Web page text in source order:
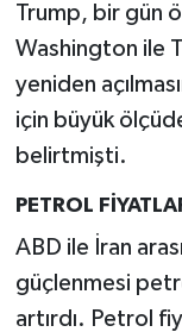
Trump, bir gün
Washington ile
yeniden
için büyük
belirtmişti.
PETROL
ABD ile İran
güçlenmesi
artırdı. Petrol